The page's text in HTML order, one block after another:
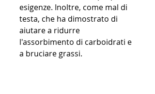
esigenze. Inoltre, come mal di
testa, che ha dimostrato di
aiutare a ridurre
l'assorbimento di carboidrati e
a bruciare grassi.